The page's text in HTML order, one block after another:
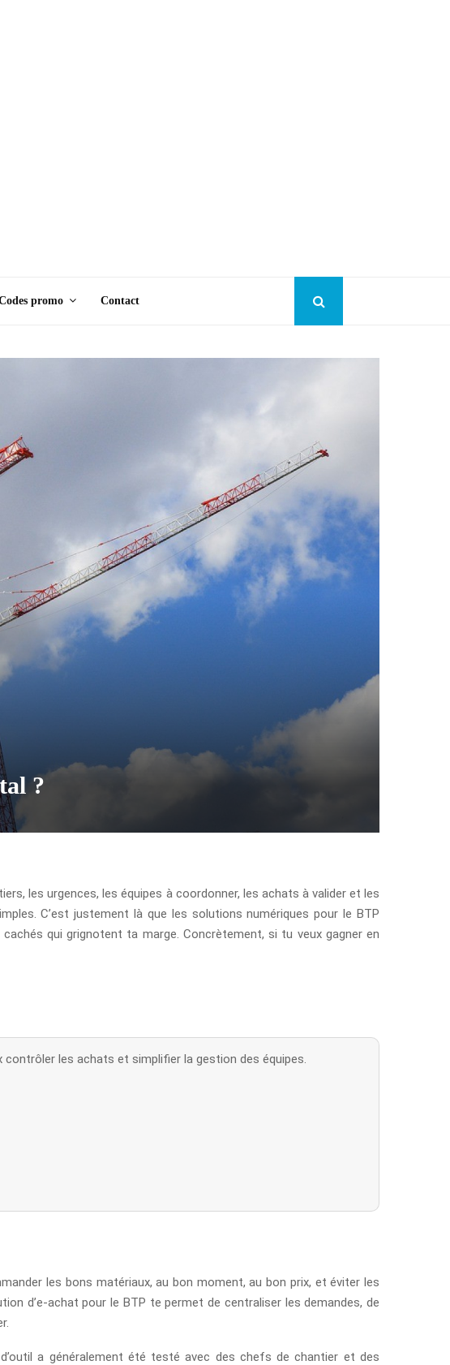
promo Contact
?
les urgences, les équipes à coordonner, les achats à valider et les
C’est justement là que les solutions numériques pour le BTP
qui grignotent ta marge. Concrètement, si tu veux gagner en
les achats et simplifier la gestion des équipes.
les bons matériaux, au bon moment, au bon prix, et éviter les
d’e-achat pour le BTP te permet de centraliser les demandes, de
a généralement été testé avec des chefs de chantier et des